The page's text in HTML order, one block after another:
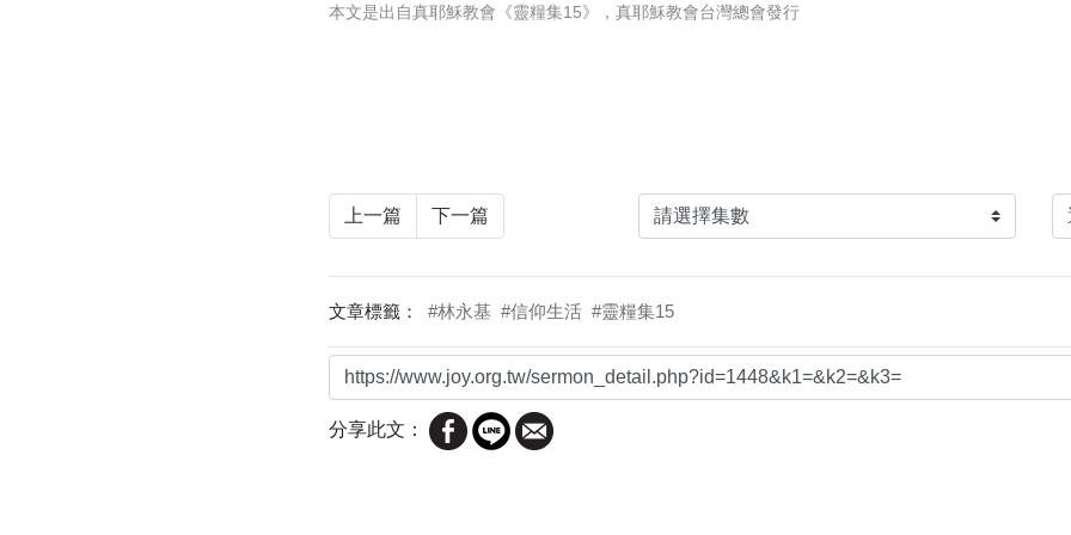
本文是出自真耶穌教會《靈糧集15》，真耶穌教會台灣總會發行
上一篇 下一篇
文章標籤：#林永基#信仰生活#靈糧集15
分享此文：